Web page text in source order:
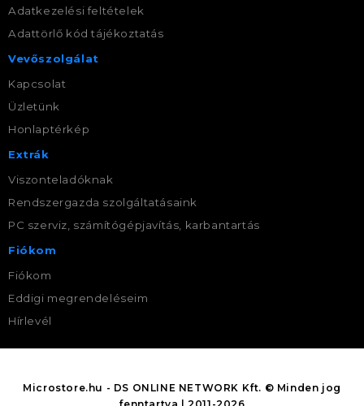
Adatkezelési feltételek
Adattörlő kód tájékoztatás
Vevőszolgálat
Kapcsolat
Üzletünk
Honlaptérkép
Extrák
Viszonteladóknak
Rendszergazda szolgáltatásaink
PC szerviz, számítógépjavítás, karbantartás
Fiókom
Fiókom
Eddigi megrendeléseim
Hírlevél
Microstore.hu - DS ONLINE NETWORK Kft. © Minden jog